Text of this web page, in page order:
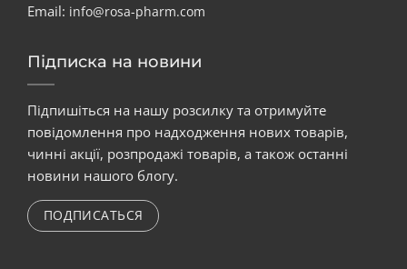
Email: info@rosa-pharm.com
Підписка на новини
Підпишіться на нашу розсилку та отримуйте
повідомлення про надходження нових товарів,
чинні акції, розпродажі товарів, а також останні
новини нашого блогу.
ПОДПИСАТЬСЯ